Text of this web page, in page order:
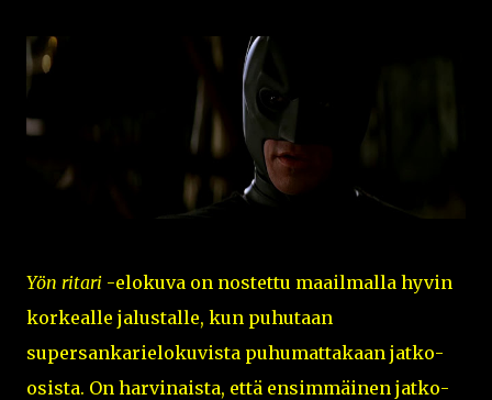
Yön ritari -elokuva on nostettu maailmalla hyvin
korkealle jalustalle, kun puhutaan
supersankarielokuvista puhumattakaan jatko-
osista. On harvinaista, että ensimmäinen jatko-